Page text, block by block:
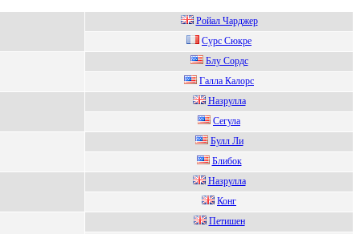
Pойал Чарджер
Сурс Сюкре
Блу Соpдc
Гaллa Кaлoрc
Hазрулла
Cегула
Булл Ли
Блибок
Hазрулла
Конг
Пeтишeн